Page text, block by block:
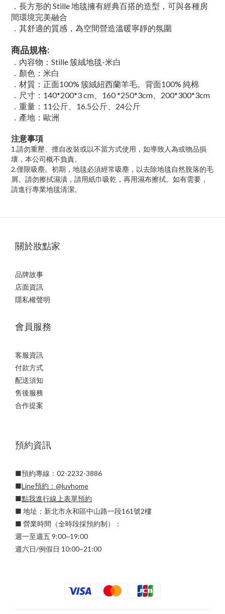
．長方形的 Stille 地毯擁有經典百搭的造型，可與各種房
間環境完美融合
．其舒適的質感，為空間營造溫暖寧靜的氛圍
商品規格:
．內容物：Stille 簇絨地毯-米白
．顏色：米白
．材質：正面100% 簇絨紐西蘭羊毛。背面100% 純棉
．尺寸：140*200*3 cm、160 *250*3cm、200*300*3cm
．重量：11公斤、16.5公斤、24公斤
．產地：歐洲
注意事項
1.請勿重壓、擅自改裝或以不當方式使用，如導致人為或物品損
壞，本公司概不負責。
2.僅限吸塵。初期，地毯必須經常吸塵，以去除地毯自然脫落的毛
屑。請勿擦拭濕漬，請用紙巾吸乾，再用濕布擦拭。如有需要，
請進行專業地毯清潔。
關於妝點家
品牌故事
店面資訊
隱私權聲明
會員服務
客服資訊
付款方式
配送須知
售後服務
合作提案
預約資訊
■預約專線：02-2232-3886
■Line預約： @luvhome
■點我進行線上表單預約
■ 地址：新北市永和區中山路一段161號2樓
■ 營業時間（全時段採預約制）：
週一至週五 9:00~19:00
週六日/例假日 10:00~21:00